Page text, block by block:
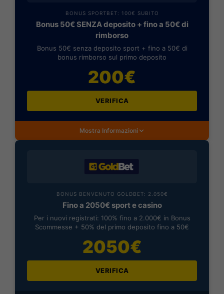
BONUS SPORTBET: 100€ SUBITO
Bonus 50€ SENZA deposito + fino a 50€ di
rimborso
Bonus 50€ senza deposito sport + fino a 50€ di
bonus rimborso sul primo deposito
200€
VERIFICA
Mostra Informazioni
BONUS BENVENUTO GOLDBET: 2.050€
Fino a 2050€ sport e casino
Per i nuovi registrati: 100% fino a 2.000€ in Bonus
Scommesse + 50% del primo deposito fino a 50€
2050€
VERIFICA